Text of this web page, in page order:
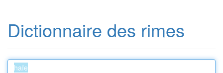
Dictionnaire des rimes